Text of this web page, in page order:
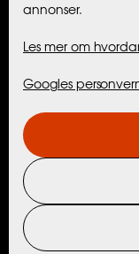
annonser.
Les mer om
Googles
Hytter
Aktiviteter
Opplevelser
Opplevelser med
Opplevelser